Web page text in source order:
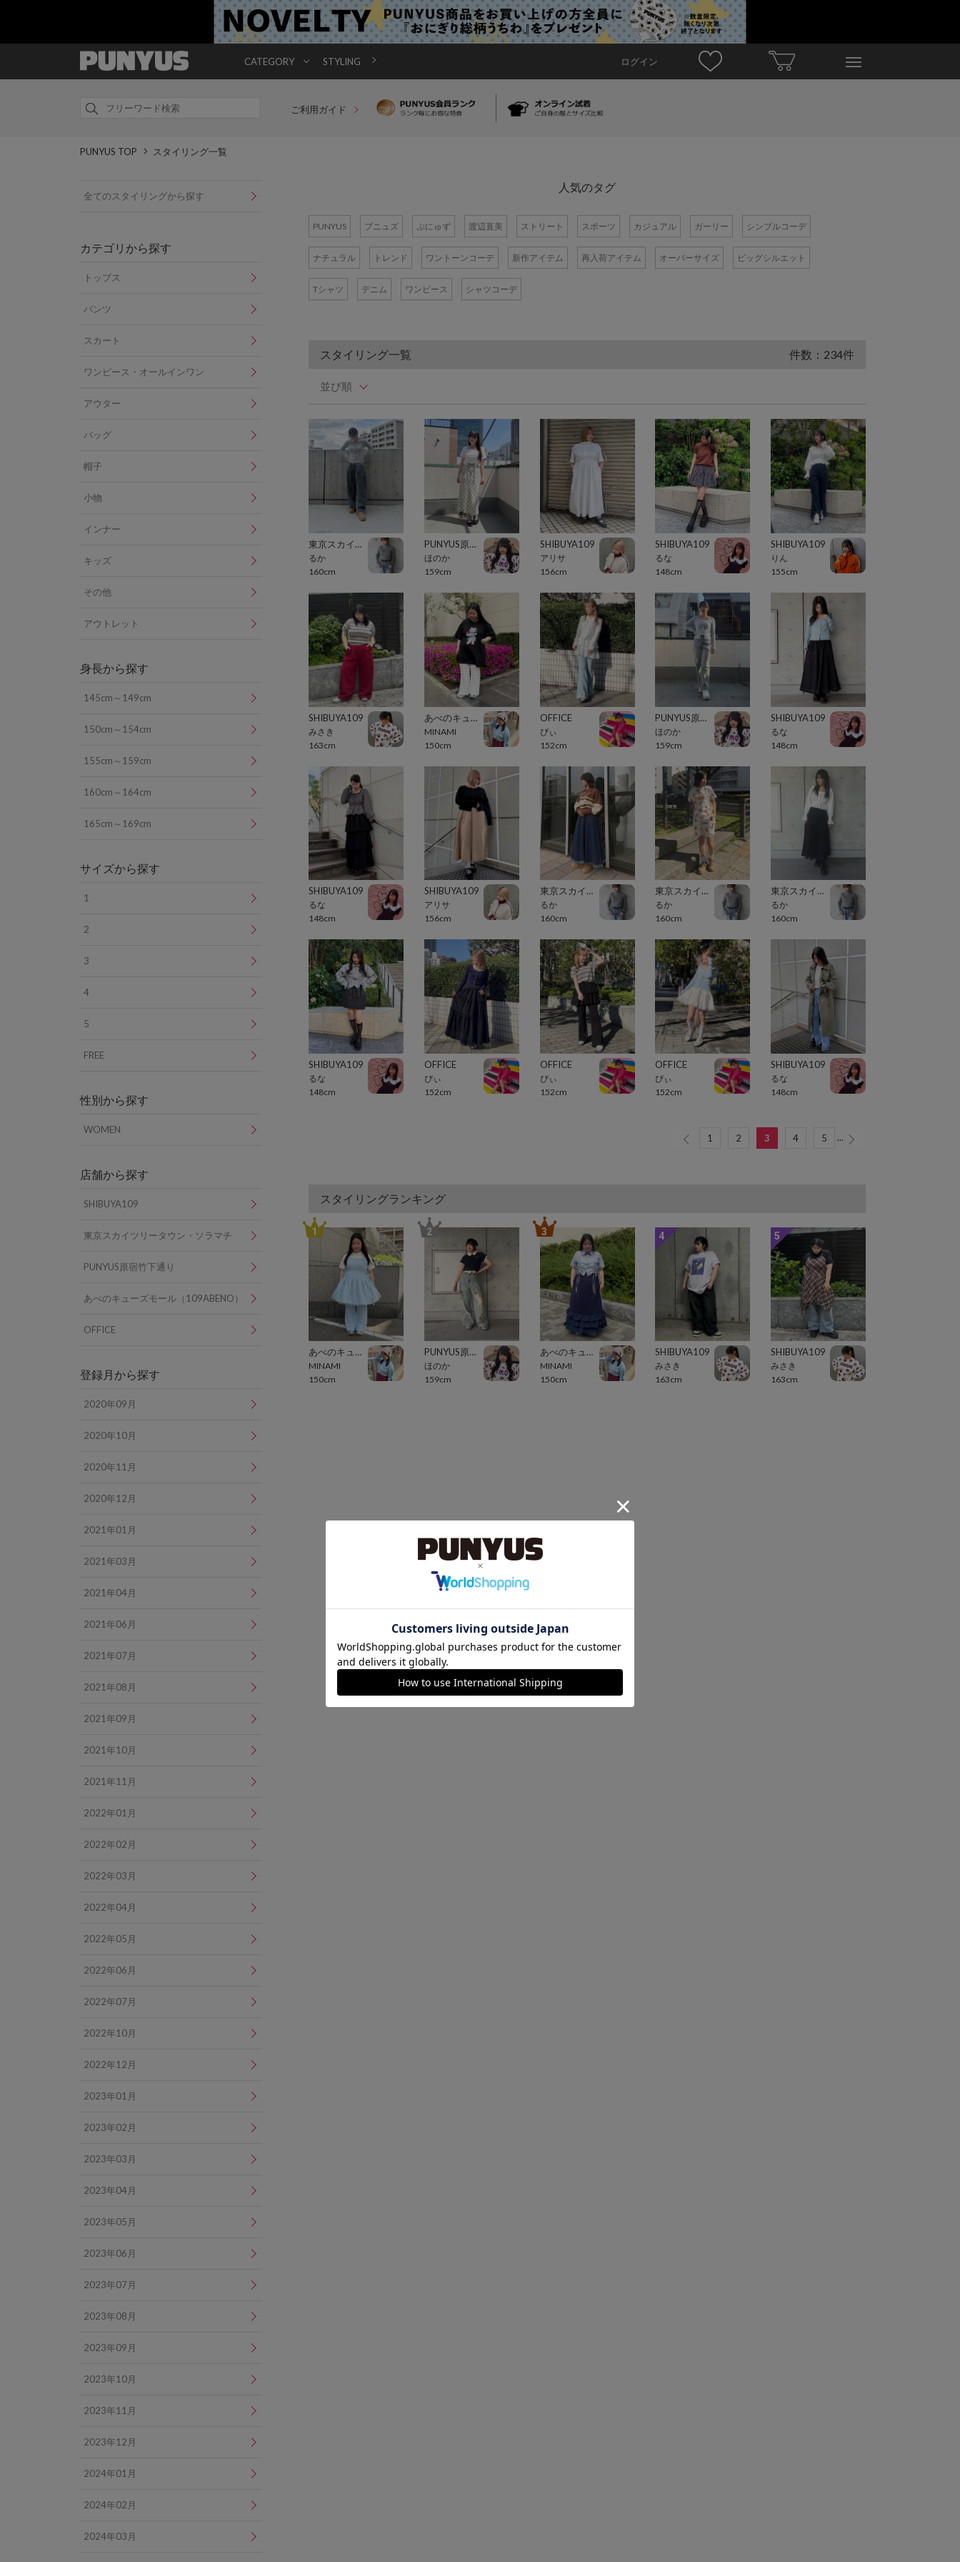
CATEGORY STYLING ログイン
ご利用ガイド
PUNYUS TOP スタイリング一覧
全てのスタイリングから探す
カテゴリから探す
トップス
パンツ
スカート
ワンピース・オールインワン
アウター
バッグ
帽子
小物
インナー
キッズ
その他
アウトレット
身長から探す
145cm～149cm
150cm～154cm
155cm～159cm
160cm～164cm
165cm～169cm
サイズから探す
1
2
3
4
5
FREE
性別から探す
WOMEN
店舗から探す
SHIBUYA109
東京スカイツリータウン・ソラマチ
PUNYUS原宿竹下通り
あべのキューズモール（109ABENO）
OFFICE
登録月から探す
2020年09月
2020年10月
2020年11月
2020年12月
2021年01月
2021年03月
2021年04月
2021年06月
2021年07月
2021年08月
2021年09月
2021年10月
2021年11月
2022年01月
2022年02月
2022年03月
2022年04月
2022年05月
2022年06月
2022年07月
2022年10月
2022年12月
2023年01月
2023年02月
2023年03月
2023年04月
2023年05月
2023年06月
2023年07月
2023年08月
2023年09月
2023年10月
2023年11月
2023年12月
2024年01月
2024年02月
2024年03月
人気のタグ
PUNYUS プニュズ ぷにゅず 渡辺直美 ストリート スポーツ カジュアル ガーリー シンプルコーデ
ナチュラル トレンド ワントーンコーデ 新作アイテム 再入荷アイテム オーバーサイズ ビッグシルエット
Tシャツ デニム ワンピース シャツコーデ
スタイリング一覧 件数：234件
並び順
東京スカイツリータウン・ソラマチ
るか
160cm
PUNYUS原宿竹下通り
ほのか
159cm
SHIBUYA109
アリサ
156cm
SHIBUYA109
るな
148cm
SHIBUYA109
りん
155cm
SHIBUYA109
みさき
163cm
あべのキューズモール（109ABENO）
MINAMI
150cm
OFFICE
ぴぃ
152cm
PUNYUS原宿竹下通り
ほのか
159cm
SHIBUYA109
るな
148cm
SHIBUYA109
るな
148cm
SHIBUYA109
アリサ
156cm
東京スカイツリータウン・ソラマチ
るか
160cm
東京スカイツリータウン・ソラマチ
るか
160cm
東京スカイツリータウン・ソラマチ
るか
160cm
SHIBUYA109
るな
148cm
OFFICE
ぴぃ
152cm
OFFICE
ぴぃ
152cm
OFFICE
ぴぃ
152cm
SHIBUYA109
るな
148cm
1 2 3 4 5 ...
スタイリングランキング
あべのキューズモール（109ABENO）
MINAMI
150cm
1
PUNYUS原宿竹下通り
ほのか
159cm
2
あべのキューズモール（109ABENO）
MINAMI
150cm
3
SHIBUYA109
みさき
163cm
4
SHIBUYA109
みさき
163cm
5